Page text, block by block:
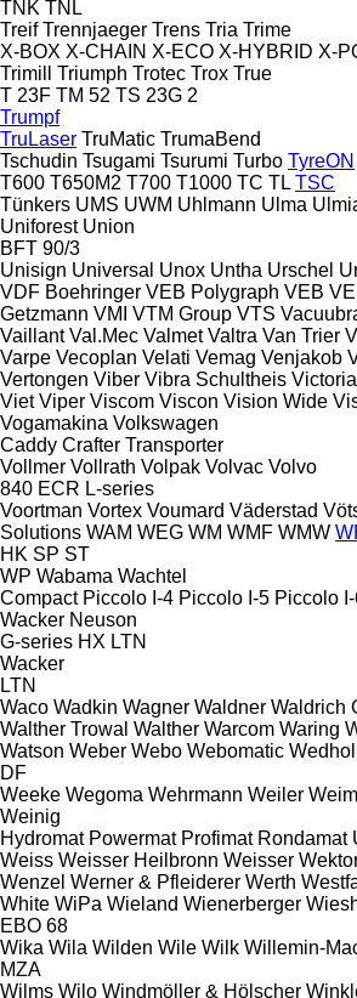
TNK TNL
Treif Trennjaeger Trens Tria Trime
X-BOX X-CHAIN X-ECO X-HYBRID X-
Trimill
Triumph Trotec Trox True
T 23F TM 52 TS 23G 2
Trumpf
TruLaser TruMatic TrumaBend
Tschudin Tsugami Tsurumi Turbo TyreON
T600 T650M2 T700 T1000 TC TL TSC
Tünkers UMS UWM Uhlmann Ulma
Uniforest Union
BFT 90/3
Unisign Universal Unox Untha Urschel
VDF Boehringer VEB Polygraph VEB
Getzmann VMI VTM Group VTS
Vaillant Val.Mec Valmet Valtra Van Trier
Varpe Vecoplan Velati Vemag Venjakob
Vertongen Viber Vibra Schultheis Victoria
Viet Viper Viscom Viscon Vision Wide
Vogamakina Volkswagen
Caddy Crafter Transporter
Vollmer Vollrath Volpak Volvac Volvo
840 ECR L-series
Voortman Vortex Voumard Väderstad
Solutions WAM WEG WM WMF WMW
HK SP ST
WP Wabama Wachtel
Compact Piccolo I-4 Piccolo I-5 Piccolo
Wacker Neuson
G-series HX LTN
Wacker
LTN
Waco Wadkin Wagner Waldner Waldrich
Walther Trowal Walther Warcom Waring
Watson Weber Webo Webomatic
DF
Weeke Wegoma Wehrmann Weiler
Weinig
Hydromat Powermat Profimat Rondamat
Weiss Weisser Heilbronn Weisser
Wenzel Werner & Pfleiderer Werth
White WiPa Wieland Wienerberger
EBO 68
Wika Wila Wilden Wile Wilk Willemin-
MZA
Wilms Wilo Windmöller & Hölscher